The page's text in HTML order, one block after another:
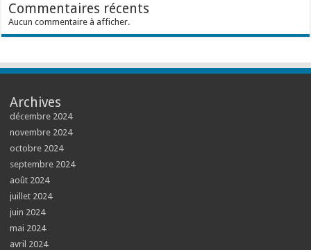
Commentaires récents
Aucun commentaire à afficher.
Archives
décembre 2024
novembre 2024
octobre 2024
septembre 2024
août 2024
juillet 2024
juin 2024
mai 2024
avril 2024